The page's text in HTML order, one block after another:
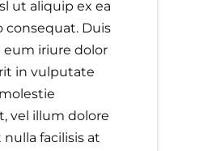
ut aliquip ex ea
consequat. Duis
eum iriure dolor
in vulputate
vel illum dolore
facilisis at